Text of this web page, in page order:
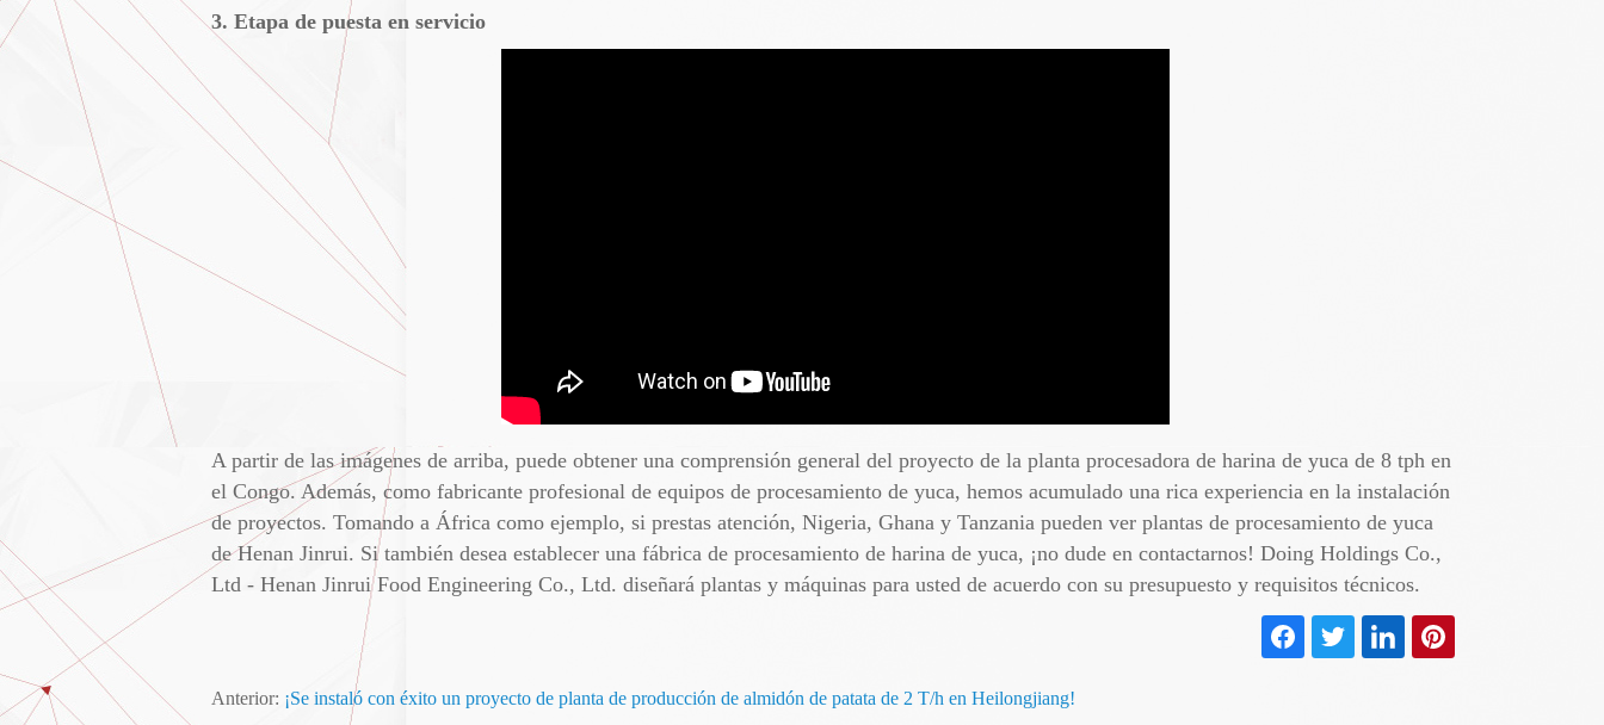
3. Etapa de puesta en servicio
A partir de las imágenes de arriba, puede obtener una comprensión general del proyecto de la planta procesadora de harina de yuca de 8 tph en
el Congo. Además, como fabricante profesional de equipos de procesamiento de yuca, hemos acumulado una rica experiencia en la instalación
de proyectos. Tomando a África como ejemplo, si prestas atención, Nigeria, Ghana y Tanzania pueden ver plantas de procesamiento de yuca
de Henan Jinrui. Si también desea establecer una fábrica de procesamiento de harina de yuca, ¡no dude en contactarnos! Doing Holdings Co.,
Ltd - Henan Jinrui Food Engineering Co., Ltd. diseñará plantas y máquinas para usted de acuerdo con su presupuesto y requisitos técnicos.
Anterior: ¡Se instaló con éxito un proyecto de planta de producción de almidón de patata de 2 T/h en Heilongjiang!